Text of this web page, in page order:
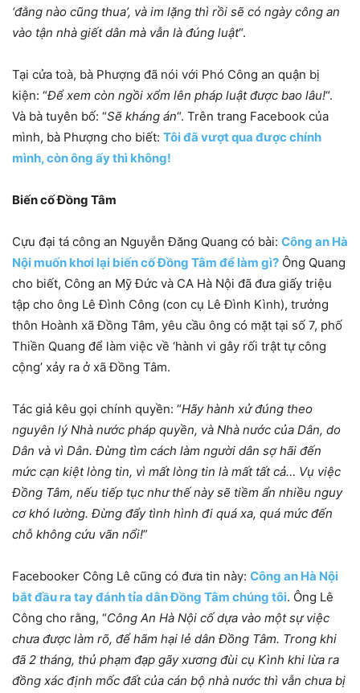
‘đằng nào cũng thua’, và im lặng thì rồi sẽ có ngày công an
vào tận nhà giết dân mà vẫn là đúng luật“.
Tại cửa toà, bà Phượng đã nói với Phó Công an quận bị
kiện: “Để xem còn ngồi xổm lên pháp luật được bao lâu!“.
Và bà tuyên bố: “Sẽ kháng án“. Trên trang Facebook của
mình, bà Phượng cho biết: Tôi đã vượt qua được chính
mình, còn ông ấy thì không!
Biến cố Đồng Tâm
Cựu đại tá công an Nguyễn Đăng Quang có bài: Công an Hà
Nội muốn khơi lại biến cố Đồng Tâm để làm gì? Ông Quang
cho biết, Công an Mỹ Đức và CA Hà Nội đã đưa giấy triệu
tập cho ông Lê Đình Công (con cụ Lê Đình Kình), trưởng
thôn Hoành xã Đồng Tâm, yêu cầu ông có mặt tại số 7, phố
Thiền Quang để làm việc về ‘hành vi gây rối trật tự công
cộng’ xảy ra ở xã Đồng Tâm.
Tác giả kêu gọi chính quyền: “Hãy hành xử đúng theo
nguyên lý Nhà nước pháp quyền, và Nhà nước của Dân, do
Dân và vì Dân. Đừng tìm cách làm người dân sợ hãi đến
mức cạn kiệt lòng tin, vì mất lòng tin là mất tất cả… Vụ việc
Đồng Tâm, nếu tiếp tục như thế này sẽ tiềm ẩn nhiều nguy
cơ khó lường. Đừng đẩy tình hình đi quá xa, quá mức đến
chỗ không cứu vãn nổi!”
Facebooker Công Lê cũng có đưa tin này: Công an Hà Nội
bắt đầu ra tay đánh tỉa dân Đồng Tâm chúng tôi. Ông Lê
Công cho rằng, “Công An Hà Nội cố dựa vào một sự việc
chưa được làm rõ, để hãm hại lẻ dân Đồng Tâm. Trong khi
đã 2 tháng, thủ phạm đạp gãy xương đùi cụ Kình khi lừa ra
đồng xác định mốc đất của cán bộ nhà nước thì vẫn chưa bị